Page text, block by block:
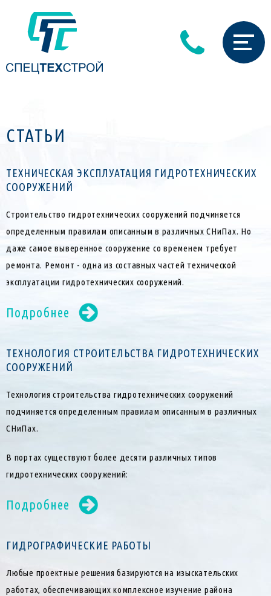
СТАТЬИ
ТЕХНИЧЕСКАЯ ЭКСПЛУАТАЦИЯ ГИДРОТЕХНИЧЕСКИХ
СООРУЖЕНИЙ
Строительство гидротехнических сооружений подчиняется
определенным правилам описанным в различных СНиПах. Но
даже самое выверенное сооружение со временем требует
ремонта. Ремонт - одна из составных частей технической
эксплуатации гидротехнических сооружений.
Подробнее
ТЕХНОЛОГИЯ СТРОИТЕЛЬСТВА ГИДРОТЕХНИЧЕСКИХ
СООРУЖЕНИЙ
Технология строительства гидротехнических сооружений
подчиняется определенным правилам описанным в различных
СНиПах.
В портах существуют более десяти различных типов
гидротехнических сооружений:
Подробнее
ГИДРОГРАФИЧЕСКИЕ РАБОТЫ
Любые проектные решения базируются на изыскательских
работах, обеспечивающих комплексное изучение района
Страницы